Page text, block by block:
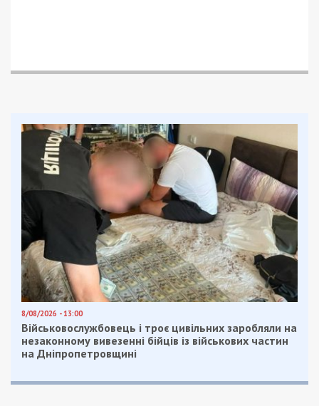
8/08/2026 - 13:00
Військовослужбовець і троє цивільних заробляли на
незаконному вивезенні бійців із військових частин
на Дніпропетровщині